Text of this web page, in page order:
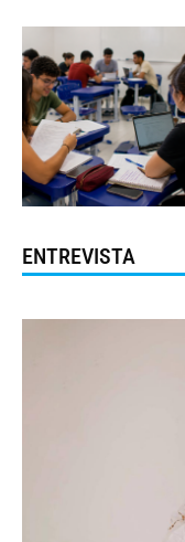
ENTREVISTA